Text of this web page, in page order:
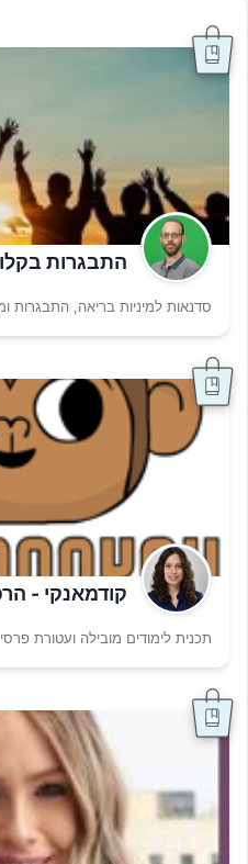
התבגרות
סדנאות למיניות בריאה, התבגרות
קודמאנקי -
תכנית לימודים מובילה ועטורת